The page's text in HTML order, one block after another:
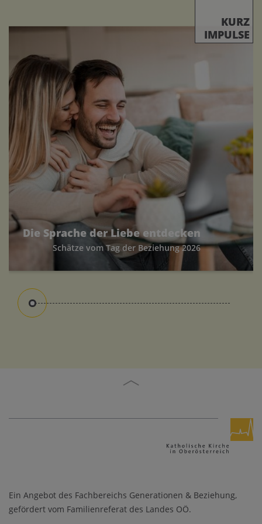
KURZ
IMPULSE
Die Sprache der Liebe entdecken
Schätze vom Tag der Beziehung 2026
Kennt ihr eure Beziehungsschätze?
Ein Angebot des Fachbereichs Generationen & Beziehung,
gefördert vom Familienreferat des Landes OÖ.